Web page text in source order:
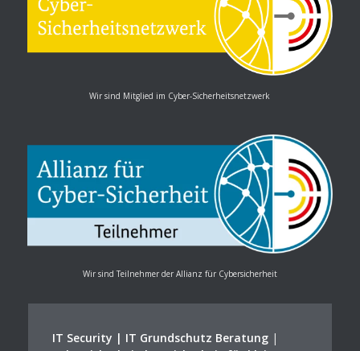
Wir sind Mitglied im Cyber-Sicherheitsnetzwerk
Wir sind Teilnehmer der Allianz für Cybersicherheit
IT Security | IT Grundschutz Beratung|